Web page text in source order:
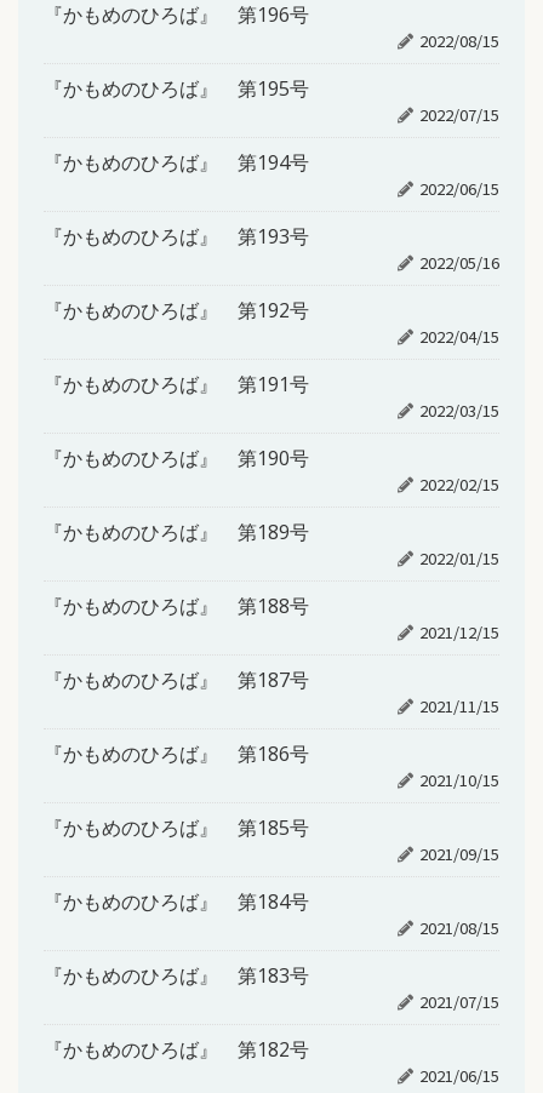
『かもめのひろば』 第196号
2022/08/15
『かもめのひろば』 第195号
2022/07/15
『かもめのひろば』 第194号
2022/06/15
『かもめのひろば』 第193号
2022/05/16
『かもめのひろば』 第192号
2022/04/15
『かもめのひろば』 第191号
2022/03/15
『かもめのひろば』 第190号
2022/02/15
『かもめのひろば』 第189号
2022/01/15
『かもめのひろば』 第188号
2021/12/15
『かもめのひろば』 第187号
2021/11/15
『かもめのひろば』 第186号
2021/10/15
『かもめのひろば』 第185号
2021/09/15
『かもめのひろば』 第184号
2021/08/15
『かもめのひろば』 第183号
2021/07/15
『かもめのひろば』 第182号
2021/06/15